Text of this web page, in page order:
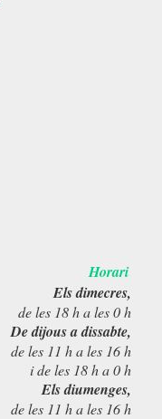
Horari
Els dimecres,
de les 18 h a les 0 h
De dijous a dissabte,
de les 11 h a les 16 h
i de les 18 h a 0 h
Els diumenges,
de les 11 h a les 16 h